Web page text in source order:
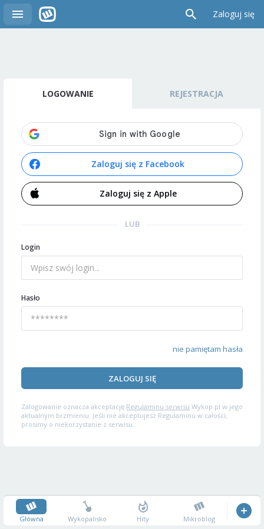
Zaloguj się
LOGOWANIE REJESTRACJA
Zaloguj się z Facebook
Zaloguj się z Apple
LUB
Login
Hasło
nie pamiętam hasła
ZALOGUJ SIĘ
Zalogowanie oznacza akceptację Regulaminu serwisu Wykop.pl w jego
aktualnym brzmieniu. Jeśli nie akceptujesz Regulaminu w całości,
prosimy o niekorzystanie z serwisu.
Główna Wykopalisko Hity Mikroblog